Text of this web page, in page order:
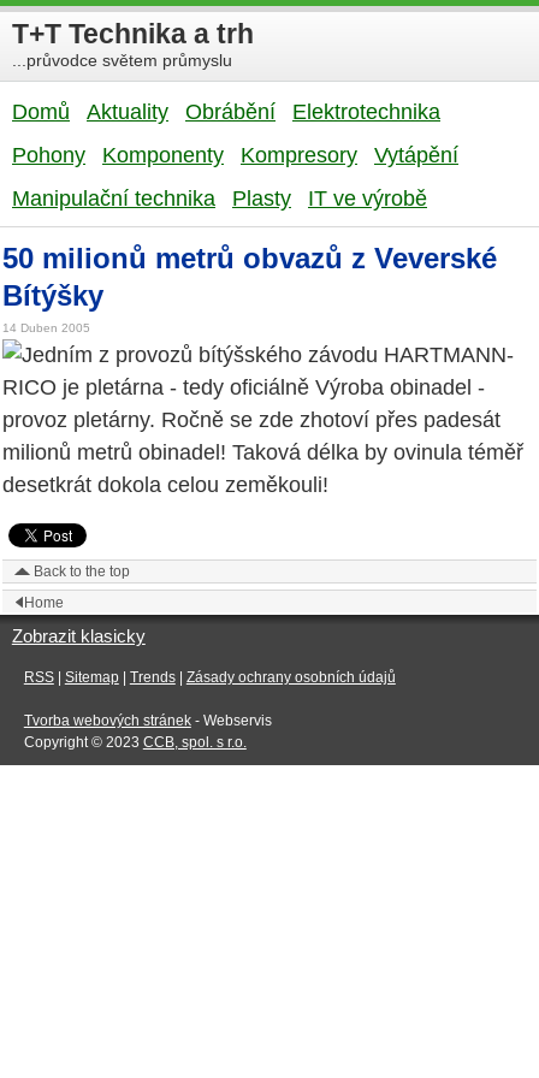
T+T Technika a trh
...průvodce světem průmyslu
Domů Aktuality Obrábění
Elektrotechnika
Pohony
Komponenty Kompresory
Vytápění
Manipulační technika
Plasty IT ve výrobě
50 milionů metrů obvazů z Veverské
Bítýšky
14 Duben 2005
Jedním z provozů bítýšského závodu HARTMANN-
RICO je pletárna - tedy oficiálně Výroba obinadel -
provoz pletárny. Ročně se zde zhotoví přes padesát
milionů metrů obinadel! Taková délka by ovinula téměř
desetkrát dokola celou zeměkouli!
Back to the top
Home
Zobrazit klasicky
RSS| Sitemap| Trends| Zásady ochrany osobních údajů
Tvorba webových stránek- Webservis
Copyright © 2023 CCB, spol. s r.o.